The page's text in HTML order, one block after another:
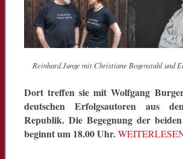
Reinhard Junge mit Christiane Bogenstahl und
Dort treffen sie mit Wolfgang
deutschen Erfolgsautoren aus
Republik. Die Begegnung der
beginnt um 18.00 Uhr.